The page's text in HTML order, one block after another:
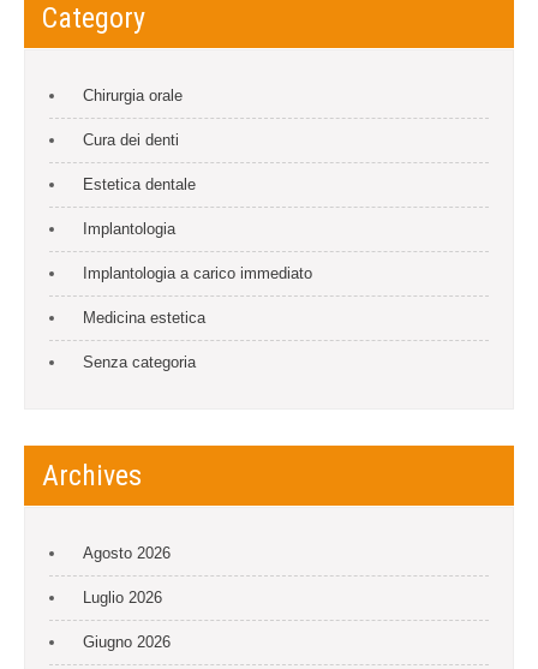
Category
Chirurgia orale
Cura dei denti
Estetica dentale
Implantologia
Implantologia a carico immediato
Medicina estetica
Senza categoria
Archives
Agosto 2026
Luglio 2026
Giugno 2026